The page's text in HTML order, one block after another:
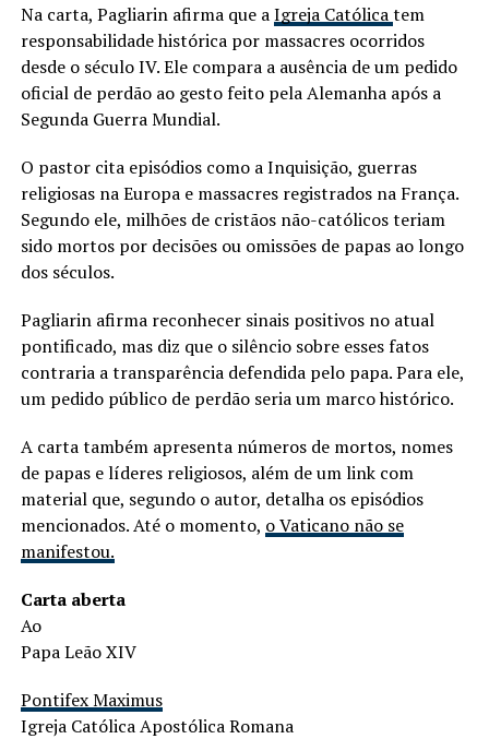
Na carta, Pagliarin afirma que aIgreja Católicatem
responsabilidade histórica por massacres ocorridos
desde o século IV. Ele compara a ausência de um pedido
oficial de perdão ao gesto feito pela Alemanha após a
Segunda Guerra Mundial.
O pastor cita episódios como a Inquisição, guerras
religiosas na Europa e massacres registrados na França.
Segundo ele, milhões de cristãos não-católicos teriam
sido mortos por decisões ou omissões de papas ao longo
dos séculos.
Pagliarin afirma reconhecer sinais positivos no atual
pontificado, mas diz que o silêncio sobre esses fatos
contraria a transparência defendida pelo papa. Para ele,
um pedido público de perdão seria um marco histórico.
A carta também apresenta números de mortos, nomes
de papas e líderes religiosos, além de um link com
material que, segundo o autor, detalha os episódios
mencionados. Até o momento, o Vaticano não se
manifestou.
Carta aberta
Ao
Papa Leão XIV
Pontifex Maximus
Igreja Católica Apostólica Romana